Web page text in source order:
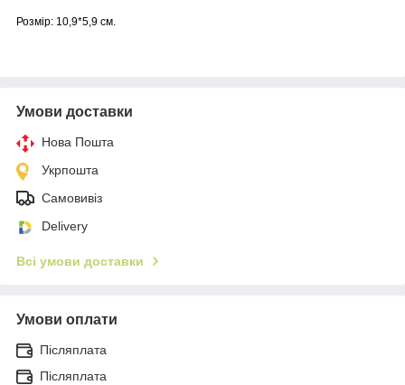
Розмір: 10,9*5,9 см.
Умови доставки
Нова Пошта
Укрпошта
Самовивіз
Delivery
Всі умови доставки
Умови оплати
Післяплата
Післяплата